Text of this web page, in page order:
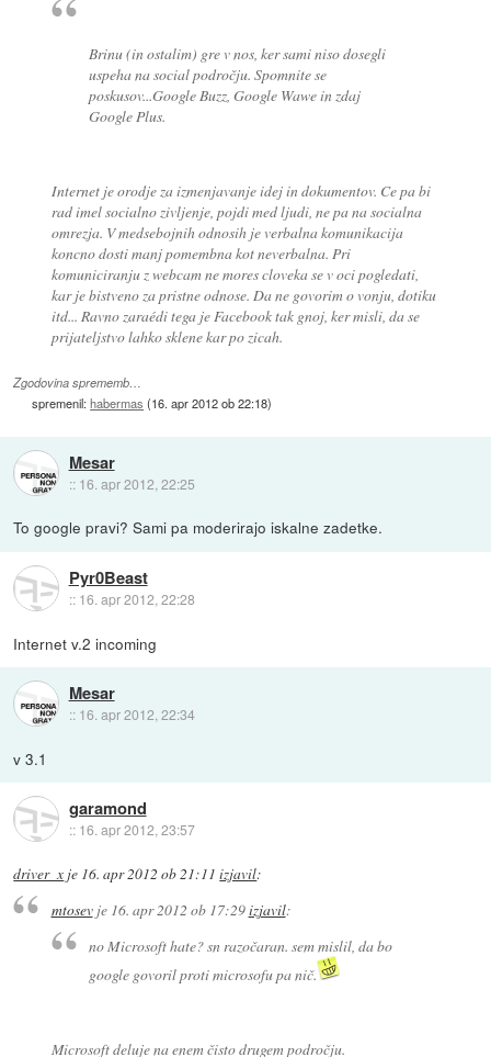
Brinu (in ostalim) gre v nos, ker sami niso dosegli
uspeha na social področju. Spomnite se
poskusov...Google Buzz, Google Wawe in zdaj
Google Plus.
Internet je orodje za izmenjavanje idej in dokumentov. Ce pa bi
rad imel socialno zivljenje, pojdi med ljudi, ne pa na socialna
omrezja. V medsebojnih odnosih je verbalna komunikacija
koncno dosti manj pomembna kot neverbalna. Pri
komuniciranju z webcam ne mores cloveka se v oci pogledati,
kar je bistveno za pristne odnose. Da ne govorim o vonju, dotiku
itd... Ravno zaraédi tega je Facebook tak gnoj, ker misli, da se
prijateljstvo lahko sklene kar po zicah.
Zgodovina sprememb…
spremenil:habermas (16. apr 2012 ob 22:18)
Mesar
:: 16. apr 2012, 22:25
To google pravi? Sami pa moderirajo iskalne zadetke.
Pyr0Beast
:: 16. apr 2012, 22:28
Internet v.2 incoming
Mesar
:: 16. apr 2012, 22:34
v 3.1
garamond
:: 16. apr 2012, 23:57
driver_x je 16. apr 2012 ob 21:11 izjavil:
mtosevje 16. apr 2012 ob 17:29izjavil:
no Microsoft hate? sn razočaran. sem mislil, da bo
google govoril proti microsofu pa nič.
Microsoft deluje na enem čisto drugem področju.